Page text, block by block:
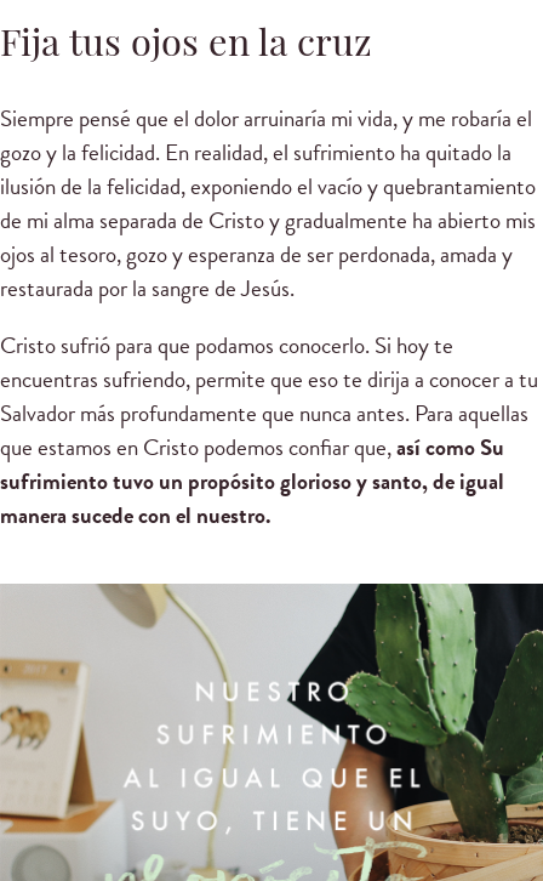
Fija tus ojos en la cruz
Siempre pensé que el dolor arruinaría mi vida, y me robaría el
gozo y la felicidad. En realidad, el sufrimiento ha quitado la
ilusión de la felicidad, exponiendo el vacío y quebrantamiento
de mi alma separada de Cristo y gradualmente ha abierto mis
ojos al tesoro, gozo y esperanza de ser perdonada, amada y
restaurada por la sangre de Jesús.
Cristo sufrió para que podamos conocerlo. Si hoy te
encuentras sufriendo, permite que eso te dirija a conocer a tu
Salvador más profundamente que nunca antes. Para aquellas
que estamos en Cristo podemos confiar que,así como Su
sufrimiento tuvo un propósito glorioso y santo, de igual
manera sucede con el nuestro.